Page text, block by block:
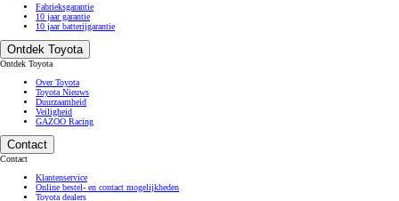
Fabrieksgarantie
10 jaar garantie
10 jaar batterijgarantie
Ontdek Toyota
Ontdek Toyota
Over Toyota
Toyota Nieuws
Duurzaamheid
Veiligheid
GAZOO Racing
Contact
Contact
Klantenservice
Online bestel- en contact mogelijkheden
Toyota dealers